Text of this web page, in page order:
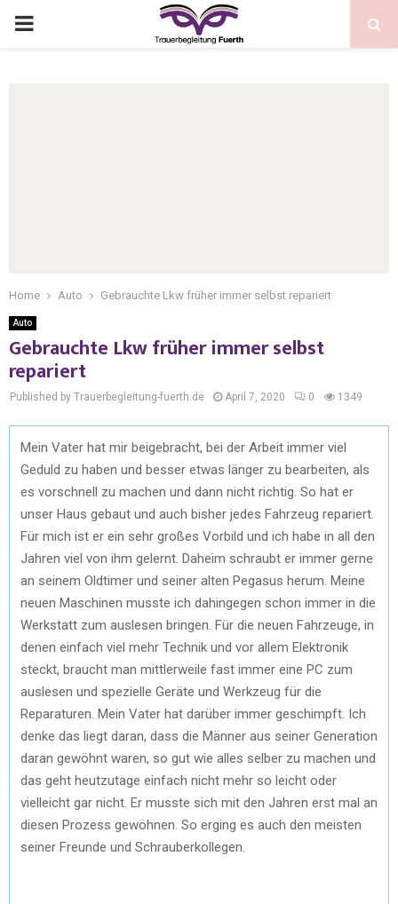
Home Auto Gebrauchte Lkw früher immer selbst repariert
Auto
Gebrauchte Lkw früher immer selbst
repariert
Published by Trauerbegleitung-fuerth.de April 7, 2020 0 1349
Mein Vater hat mir beigebracht, bei der Arbeit immer viel
Geduld zu haben und besser etwas länger zu bearbeiten, als
es vorschnell zu machen und dann nicht richtig. So hat er
unser Haus gebaut und auch bisher jedes Fahrzeug repariert.
Für mich ist er ein sehr großes Vorbild und ich habe in all den
Jahren viel von ihm gelernt. Daheim schraubt er immer gerne
an seinem Oldtimer und seiner alten Pegasus herum. Meine
neuen Maschinen musste ich dahingegen schon immer in die
Werkstatt zum auslesen bringen. Für die neuen Fahrzeuge, in
denen einfach viel mehr Technik und vor allem Elektronik
steckt, braucht man mittlerweile fast immer eine PC zum
auslesen und spezielle Geräte und Werkzeug für die
Reparaturen. Mein Vater hat darüber immer geschimpft. Ich
denke das liegt daran, dass die Männer aus seiner Generation
daran gewöhnt waren, so gut wie alles selber zu machen und
das geht heutzutage einfach nicht mehr so leicht oder
vielleicht gar nicht. Er musste sich mit den Jahren erst mal an
diesen Prozess gewöhnen. So erging es auch den meisten
seiner Freunde und Schrauberkollegen.